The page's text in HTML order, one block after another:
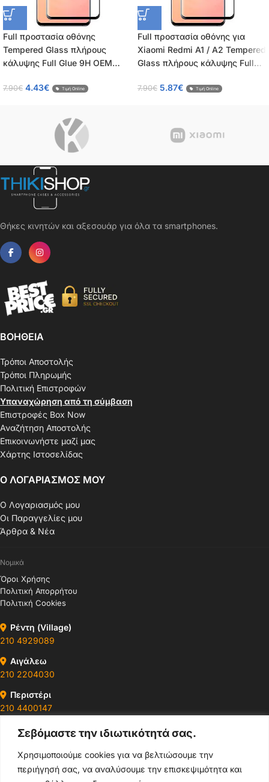
Σεβόμαστε την ιδιωτικότητά σας.
Χρησιμοποιούμε cookies για να βελτιώσουμε την
περιήγησή σας, να αναλύσουμε την επισκεψιμότητα και
Full προστασία οθόνης
Tempered Glass πλήρους
κάλυψης Full Glue 9H OEM
7.90€ 4.43€ Τιμή Online
Full προστασία οθόνης για
Xiaomi Redmi A1 / A2 Tempered
Glass πλήρους κάλυψης Full
7.90€ 5.87€ Τιμή Online
Θήκες κινητών και αξεσουάρ για όλα τα smartphones.
ΒΟΗΘΕΙΑ
Τρόποι Αποστολής
Τρόποι Πληρωμής
Πολιτική Επιστροφών
Υπαναχώρηση από τη σύμβαση
Επιστροφές Box Now
Αναζήτηση Αποστολής
Επικοινωνήστε μαζί μας
Χάρτης Ιστοσελίδας
Ο ΛΟΓΑΡΙΑΣΜΟΣ ΜΟΥ
Ο Λογαριασμός μου
Οι Παραγγελίες μου
Άρθρα & Νέα
Νομικά
Όροι Χρήσης
Πολιτική Απορρήτου
Πολιτική Cookies
Ρέντη (Village)
210 4929089
Αιγάλεω
210 2204030
Περιστέρι
210 4400147
Ωράρια & Διευθύνσεις →
210 4929089